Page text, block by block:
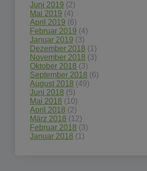
Juni 2019 (2)
Mai 2019 (4)
April 2019 (6)
Februar 2019 (4)
Januar 2019 (3)
Dezember 2018 (1)
November 2018 (3)
Oktober 2018 (3)
September 2018 (6)
August 2018 (49)
Juni 2018 (5)
Mai 2018 (10)
April 2018 (2)
März 2018 (12)
Februar 2018 (3)
Januar 2018 (1)